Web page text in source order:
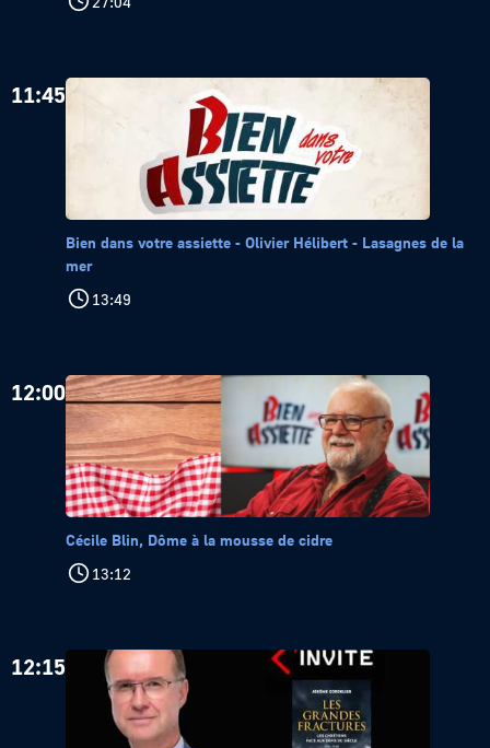
11:45
Bien dans votre assiette - Olivier Hélibert - Lasagnes de la
mer
13:49
12:00
Cécile Blin, Dôme à la mousse de cidre
13:12
12:15